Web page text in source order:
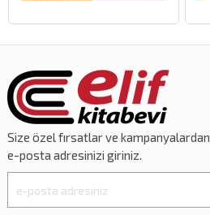
Size özelfırsatlarve kampanyalardan
e-posta adresinizi giriniz.